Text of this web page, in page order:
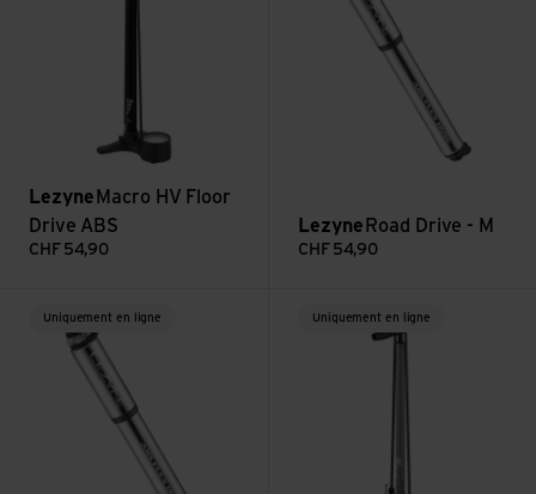
Lezyne Macro HV Floor
Drive ABS
CHF 54,90
Lezyne Road Drive - M
CHF 54,90
Uniquement en ligne Uniquement en ligne